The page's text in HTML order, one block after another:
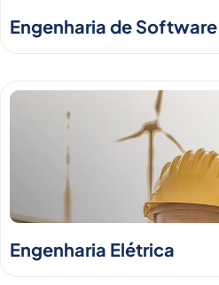
Engenharia de Software
Engenharia Elétrica